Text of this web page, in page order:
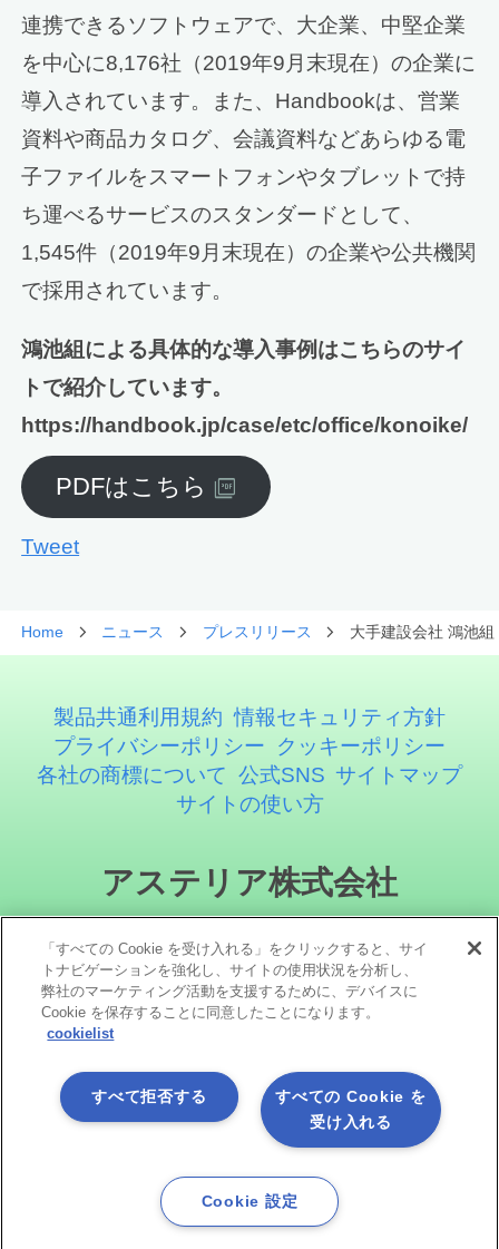
連携できるソフトウェアで、大企業、中堅企業
を中心に8,176社（2019年9月末現在）の企業に
導入されています。また、Handbookは、営業
資料や商品カタログ、会議資料などあらゆる電
子ファイルをスマートフォンやタブレットで持
ち運べるサービスのスタンダードとして、
1,545件（2019年9月末現在）の企業や公共機関
で採用されています。
鴻池組による具体的な導入事例はこちらのサイ
トで紹介しています。
https://handbook.jp/case/etc/office/konoike/
PDFはこちら
Tweet
Home ニュース プレスリリース 大手建設会社 鴻池
製品共通利用規約 情報セキュリティ方針
プライバシーポリシー
クッキーポリシー
各社の商標について 公式SNS サイトマップ
サイトの使い方
アステリア株式会社
ソーシャルメディア
Copyright©1998 -2026 Asteria Corporation. All Rights Reserved.
「すべての Cookie を受け入れる」をクリックすると、サイ
トナビゲーションを強化し、サイトの使用状況を分析し、
弊社のマーケティング活動を支援するために、デバイスに
Cookie を保存することに同意したことになります。
cookielist
すべての Cookie を
受け入れる
すべて拒否する
Cookie 設定